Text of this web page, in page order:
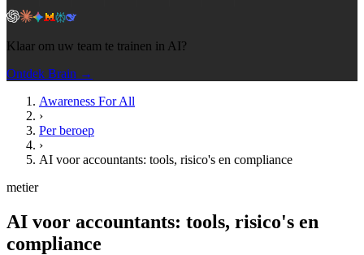
Klaar om uw team te trainen in AI?
Ontdek Brain →
Awareness For All
›
Per beroep
›
AI voor accountants: tools, risico's en compliance
metier
AI voor accountants: tools, risico's en
compliance